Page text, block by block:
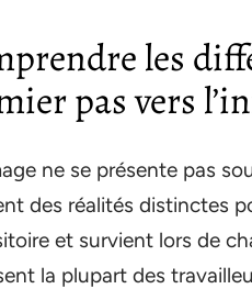
les
pas vers
ne se présente pas
des réalités distinctes
et survient lors de
la plupart des